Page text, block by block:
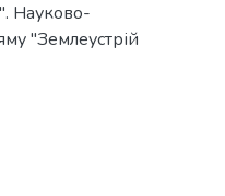
Науково-
"Землеустрій